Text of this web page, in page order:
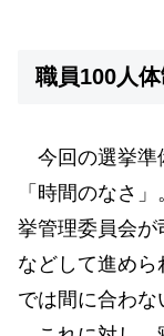
職員100人
今回の選挙準
「時間のなさ
挙管理委員会が
などして進めら
では間に合わな